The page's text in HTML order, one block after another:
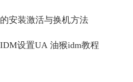
的安装激活与换机方法
IDM设置UA 油猴idm教程